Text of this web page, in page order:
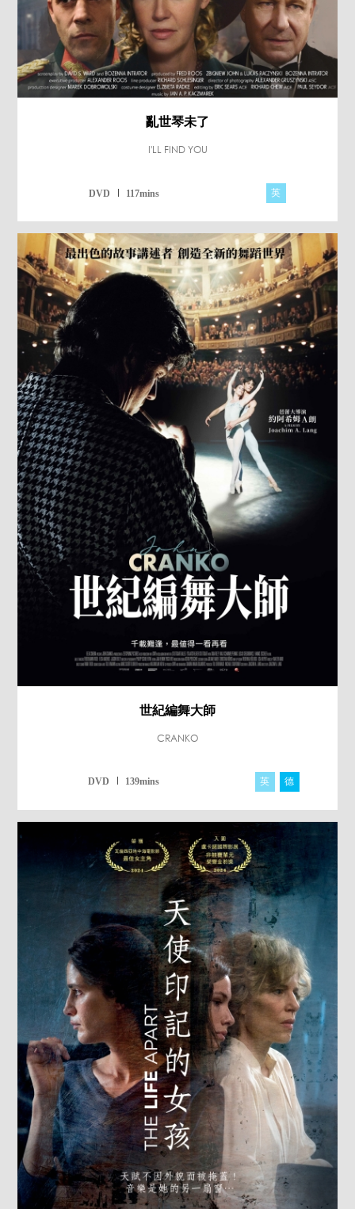
亂世琴未了
I'LL FIND YOU
DVD 117mins 英
世紀編舞大師
CRANKO
DVD 139mins 英 德